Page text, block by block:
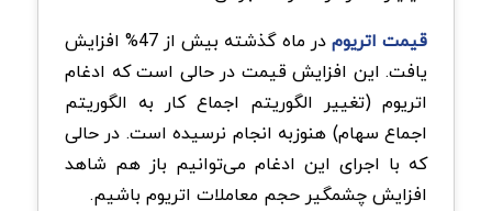
قیمت اتریوم
در ماه گذشته بیش از 47% افزایش
یافت. این افزایش قیمت در حالی است که ادغام
اتریوم (تغییر الگوریتم اجماع کار به الگوریتم
اجماع سهام) هنوزبه انجام نرسیده است. در حالی
که با اجرای این ادغام می‌توانیم باز هم شاهد
افزایش چشمگیر حجم معاملات اتریوم باشیم.